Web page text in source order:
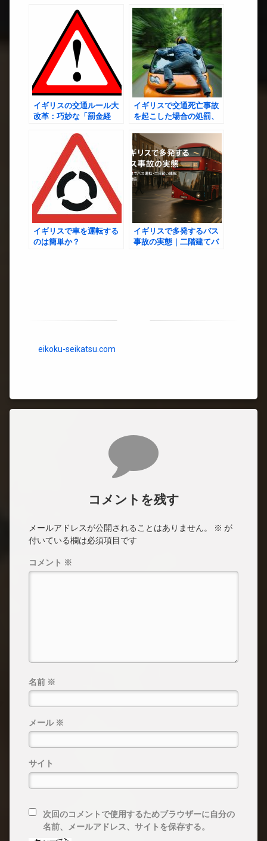
償の全容
イギリスの交通ルール大
改革：巧妙な「罰金経
イギリスで交通死亡事故
を起こした場合の処罰、
の実情とは？
イギリスで車を運転する
のは簡単か？
イギリスで多発するバス
事故の実態｜二階建てバ
eikoku-seikatsu.com
コメントを残す
メールアドレスが公開されることはありません。 ※ が
付いている欄は必須項目です
コメント ※
名前 ※
メール ※
サイト
次回のコメントで使用するためブラウザーに自分の
名前、メールアドレス、サイトを保存する。